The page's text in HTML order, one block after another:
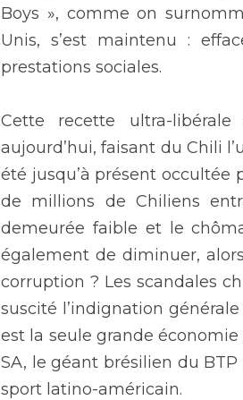
Boys », comme on
Unis, s’est maintenu :
prestations sociales.
Cette recette ultra-libérale
aujourd’hui, faisant du Chili
été jusqu’à présent occultée
de millions de Chiliens
demeurée faible et le
également de diminuer,
corruption ? Les scandales
suscité l’indignation
est la seule grande
SA, le géant brésilien du
sport latino-américain.